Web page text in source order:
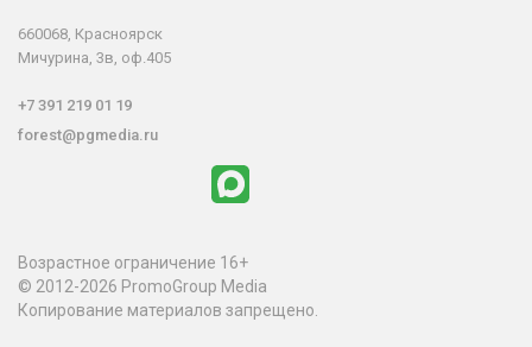
660068, Красноярск
Мичурина, 3в, оф.405
+7 391 219 01 19
forest@pgmedia.ru
Возрастное ограничение 16+
© 2012-2026 PromoGroup Media
Копирование материалов запрещено.